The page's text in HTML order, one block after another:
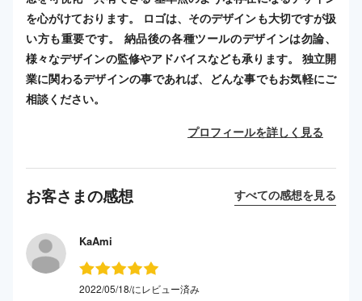
を心がけております。 ロゴは、そのデザインも大切ですが扱
い方も重要です。 納品後の各種ツールのデザインは勿論、
様々なデザインの監修やアドバイスなども承ります。 独立開
業に関わるデザインの事であれば、どんな事でもお気軽にご
相談ください。
プロフィールを詳しく見る
お客さまの感想 すべての感想を見る
KaAmi
2022/05/18/にレビュー済み